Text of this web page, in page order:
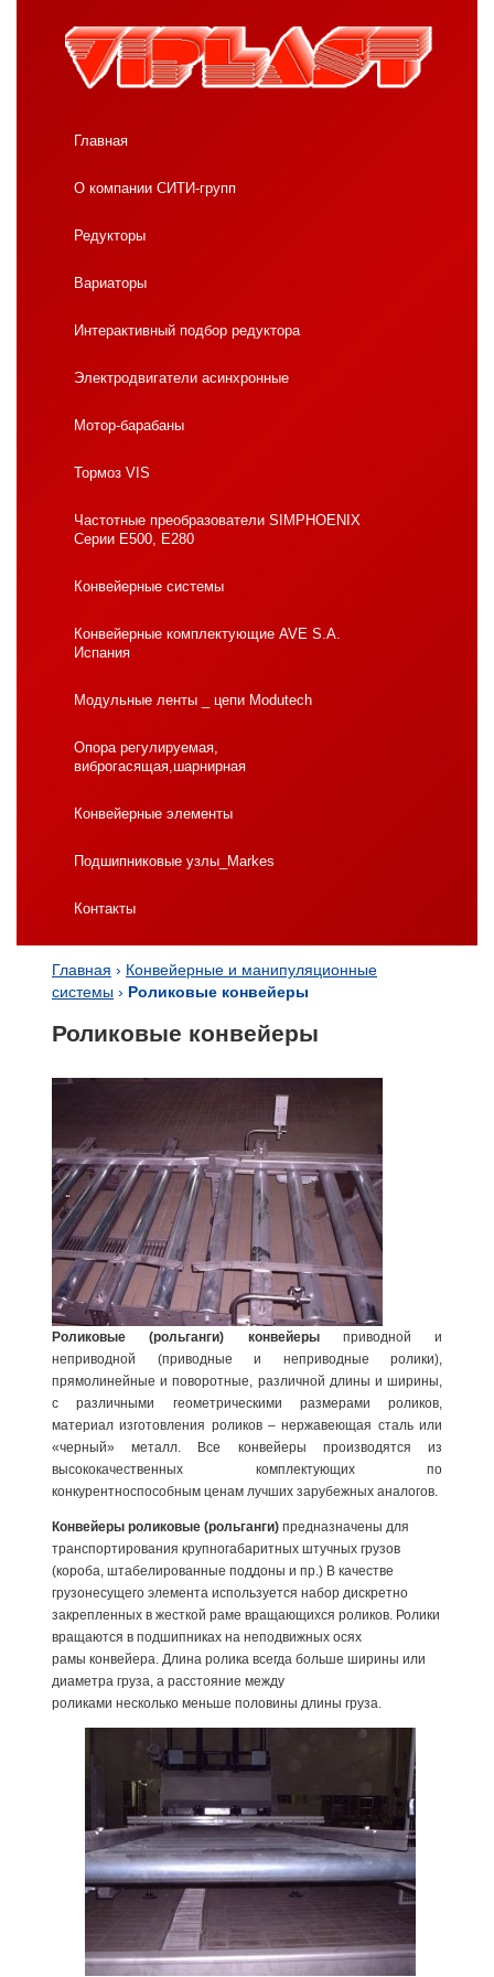
Главная
О компании СИТИ-групп
Редукторы
Вариаторы
Интерактивный подбор редуктора
Электродвигатели асинхронные
Мотор-барабаны
Тормоз VIS
Частотные преобразователи SIMPHOENIX
Серии Е500, Е280
Конвейерные системы
Конвейерные комплектующие AVE S.A.
Испания
Модульные ленты _ цепи Modutech
Опора регулируемая,
виброгасящая,шарнирная
Конвейерные элементы
Подшипниковые узлы_Markes
Контакты
Главная › Конвейерные и манипуляционные
системы › Роликовые конвейеры
Роликовые конвейеры
Роликовые (рольганги) конвейерыприводной и
неприводной (приводные и неприводные ролики),
прямолинейные и поворотные, различной длины и ширины,
с различными геометрическими размерами роликов,
материал изготовления роликов – нержавеющая сталь или
«черный» металл. Все конвейеры производятся из
высококачественных комплектующих по
конкурентноспособным ценам лучших зарубежных аналогов.
Конвейеры роликовые (рольганги) предназначены для
транспортирования крупногабаритных штучных грузов
(короба, штабелированные поддоны и пр.) В качестве
грузонесущего элемента используется набор дискретно
закрепленных в жесткой раме вращающихся роликов. Ролики
вращаются в подшипниках на неподвижных осях
рамы конвейера. Длина ролика всегда больше ширины или
диаметра груза, а расстояние между
роликами несколько меньше половины длины груза.